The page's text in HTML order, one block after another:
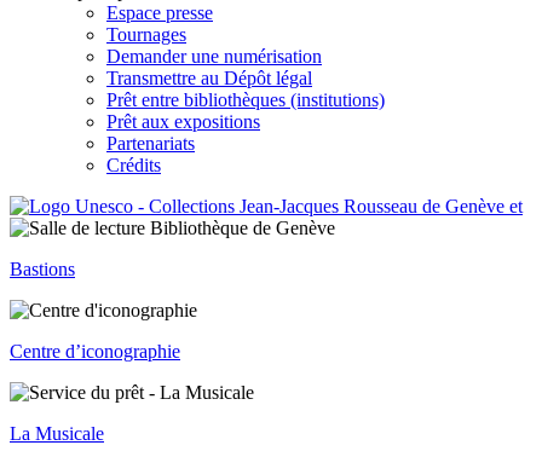
Espace presse
Tournages
Demander une numérisation
Transmettre au Dépôt légal
Prêt entre bibliothèques (institutions)
Prêt aux expositions
Partenariats
Crédits
Bastions
Centre d’iconographie
La Musicale